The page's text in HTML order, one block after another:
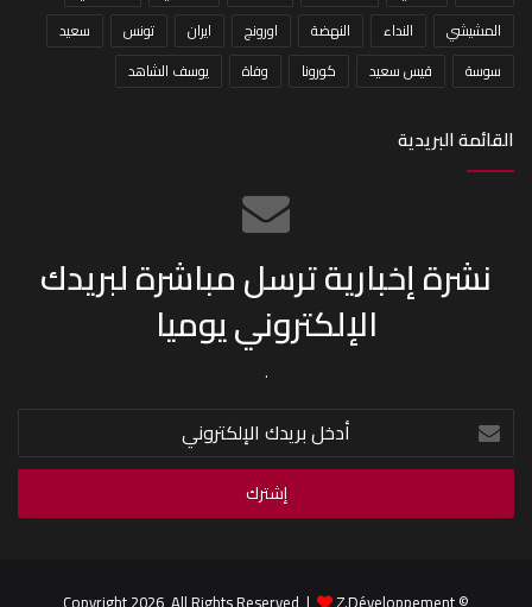
المشيشي
النداء النهضة اورونج ايران تونس
سعيد
سوسة
قيس سعيد كورونا وفاة يوسف الشاهد
القائمة البريدية
نشرة إخبارية ترسل مباشرة لبريدك
الإلكتروني يوميا
.
أدخل
بريدك
الإلكتروني